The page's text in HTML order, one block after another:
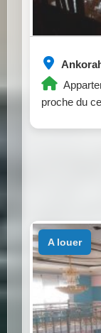
proche du
a louer